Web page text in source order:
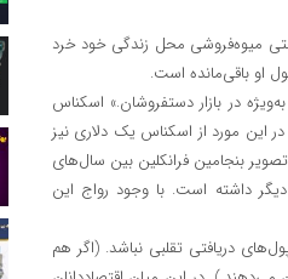
و حتی میوه‌فروشی محل زندگی خود خرد
او باقی‌مانده است.
در بازار دستفروشان.» اسکناس
این مورد از اسکناس یک دلاری نیز
بنجامین فرانکلین بین سال‌های
دیگر داشته است. با وجود رواج این
دریافتی تقلبی نباشد. (اگر هم